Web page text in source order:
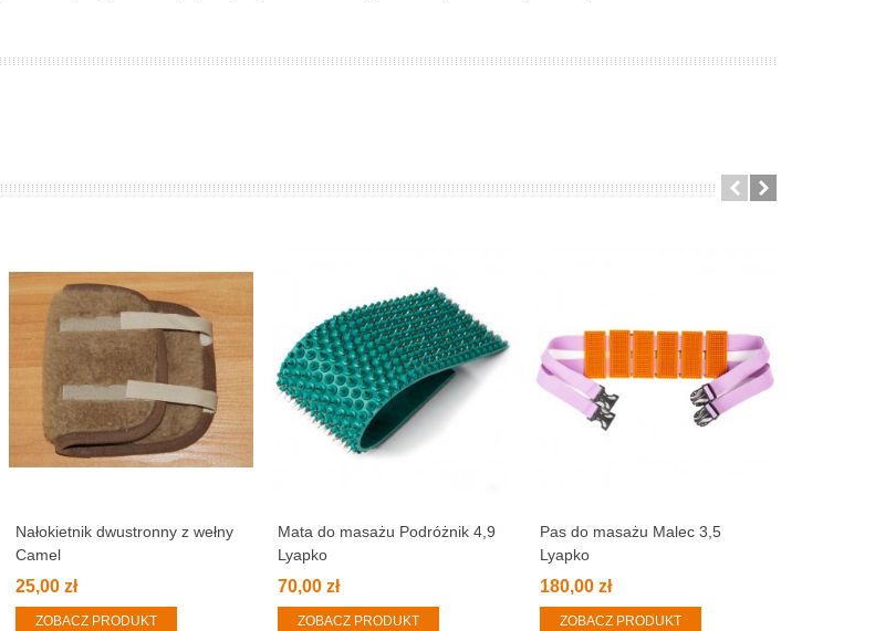
Nałokietnik dwustronny z wełny
Camel
25,00 zł
ZOBACZ PRODUKT
Mata do masażu Podróżnik 4,9
Lyapko
70,00 zł
ZOBACZ PRODUKT
Pas do masażu Malec 3,5
Lyapko
180,00 zł
ZOBACZ PRODUKT